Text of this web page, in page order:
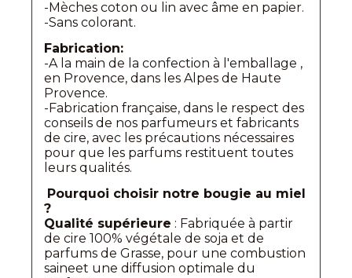
-Mèches coton ou lin avec âme en papier.
-Sans colorant.
Fabrication:
-A la main de la confection à l'emballage ,
en Provence, dans les Alpes de Haute
Provence.
-Fabrication française, dans le respect des
conseils de nos parfumeurs et fabricants
de cire, avec les précautions nécessaires
pour que les parfums restituent toutes
leurs qualités.
Pourquoi choisir notre bougie au miel
?
Qualité supérieure : Fabriquée à partir
de cire 100% végétale de soja et de
parfums de Grasse, pour une combustion
saineet une diffusion optimale du